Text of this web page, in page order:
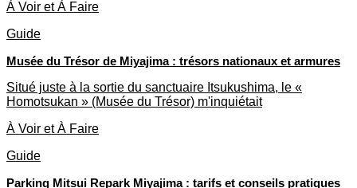
À Voir et À Faire
Guide
Musée du Trésor de Miyajima : trésors nationaux et armures
Situé juste à la sortie du sanctuaire Itsukushima, le «
Homotsukan » (Musée du Trésor) m'inquiétait
À Voir et À Faire
Guide
Parking Mitsui Repark Miyajima : tarifs et conseils pratiques